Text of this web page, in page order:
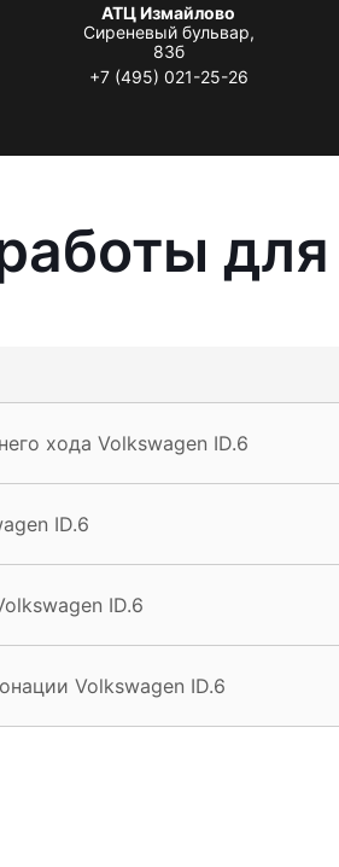
АТЦ Измайлово
Сиреневый бульвар,
83б
+7 (495) 021-25-26
хода Volkswagen ID.6
ID.6
ID.6
Volkswagen ID.6